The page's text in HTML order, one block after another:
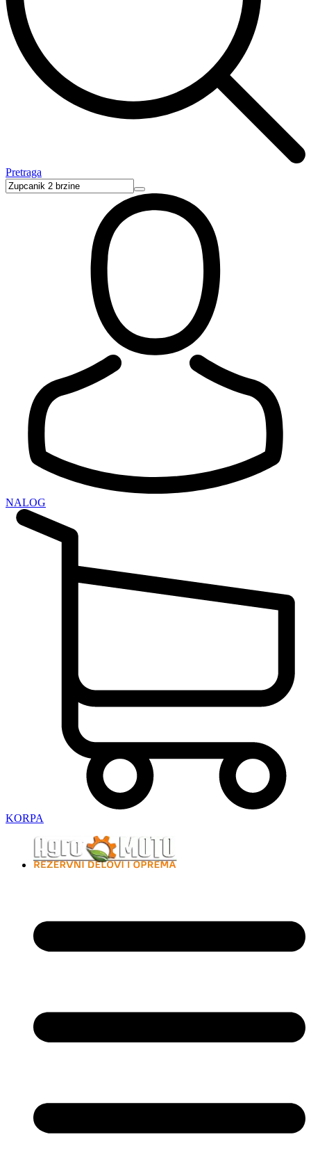
Pretraga
NALOG
KORPA